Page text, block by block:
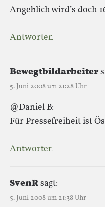
Angeblich wird’s doch
Antworten
Bewegtbildarbeiter
5. Juni 2008 um 21:28 Uhr
@Daniel B:
Für Pressefreiheit ist
Antworten
SvenRsagt:
5. Juni 2008 um 21:38 Uhr